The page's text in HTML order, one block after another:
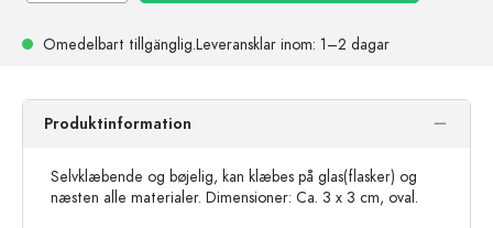
Omedelbart tillgänglig.Leveransklar inom: 1–2 dagar
Produktinformation
Selvklæbende og bøjelig, kan klæbes på glas(flasker) og
næsten alle materialer. Dimensioner: Ca. 3 x 3 cm, oval.